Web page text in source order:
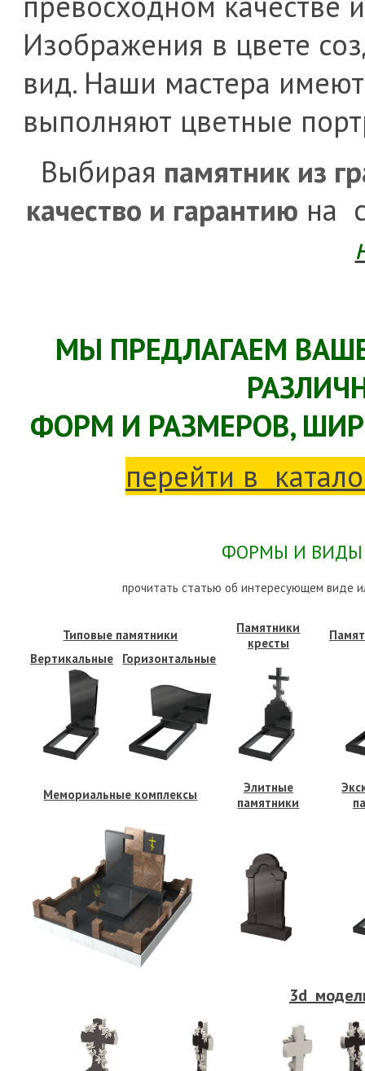
Изображения в цвете
вид. Наши мастера
выполняют цветные
Выбирая памятник из
качество и гарантию на
МЫ ПРЕДЛАГАЕМ
ФОРМ И РАЗМЕРОВ,
перейти в
ФОРМЫ И ВИДЫ
прочитать статью об интересующем виде
Типовые памятники
Памятники
кресты
Вертикальные
Горизонтальные
Мемориальные комплексы
Элитные
памятники
3d